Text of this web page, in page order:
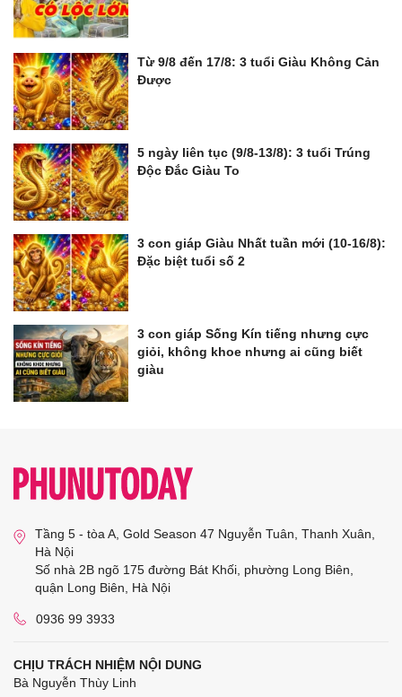
Từ 9/8 đến 17/8: 3 tuổi Giàu Không Cản
Được
5 ngày liên tục (9/8-13/8): 3 tuổi Trúng
Độc Đắc Giàu To
3 con giáp Giàu Nhất tuần mới (10-16/8):
Đặc biệt tuổi số 2
3 con giáp Sống Kín tiếng nhưng cực
giỏi, không khoe nhưng ai cũng biết
giàu
Tầng 5 - tòa A, Gold Season 47 Nguyễn Tuân, Thanh Xuân,
Hà Nội
Số nhà 2B ngõ 175 đường Bát Khối, phường Long Biên,
quận Long Biên, Hà Nội
0936 99 3933
CHỊU TRÁCH NHIỆM NỘI DUNG
Bà Nguyễn Thùy Linh